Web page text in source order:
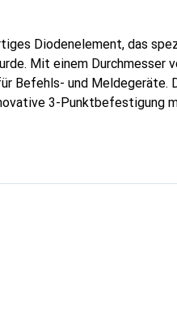
Diodenelement, das
Mit einem Durchmesser
Befehls- und Meldegeräte.
3-Punktbefestigung
und erfüllt die